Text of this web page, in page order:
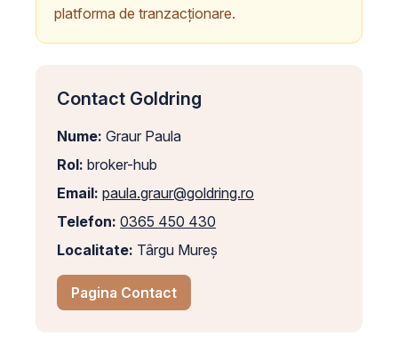
platforma de tranzacționare.
Contact Goldring
Nume: Graur Paula
Rol: broker-hub
Email: paula.graur@goldring.ro
Telefon: 0365 450 430
Localitate: Târgu Mureș
Pagina Contact